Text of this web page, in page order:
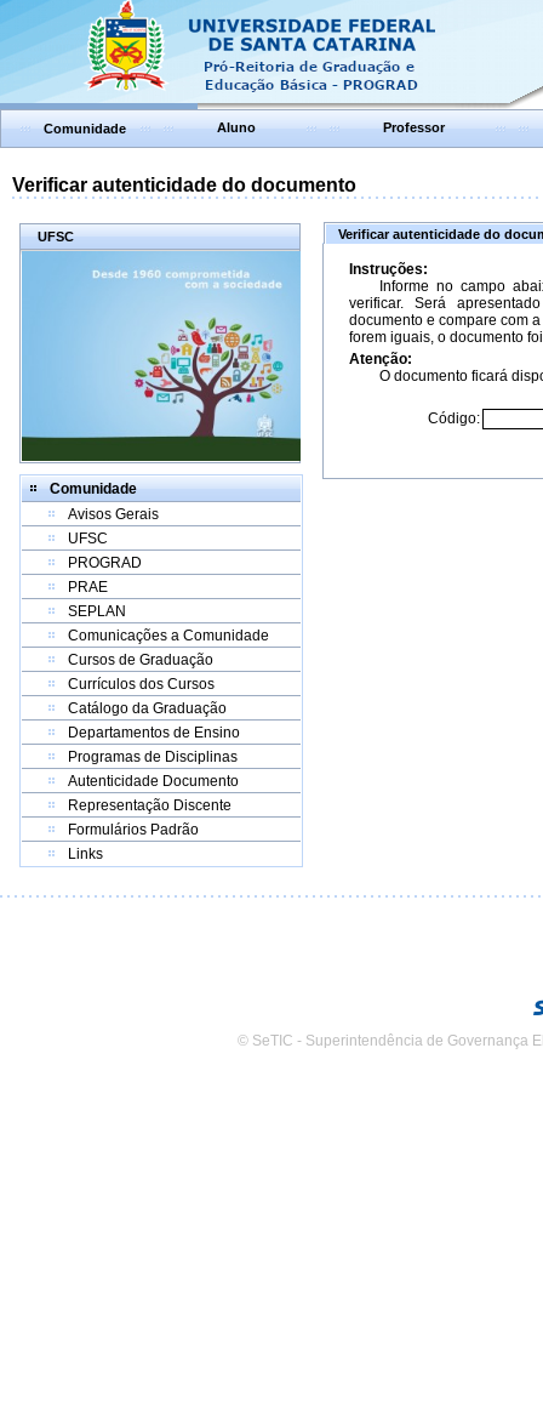
Comunidade Aluno Professor
Verificar autenticidade do documento
UFSC
Comunidade
Avisos Gerais
UFSC
PROGRAD
PRAE
SEPLAN
Comunicações a Comunidade
Cursos de Graduação
Currículos dos Cursos
Catálogo da Graduação
Departamentos de Ensino
Programas de Disciplinas
Autenticidade Documento
Representação Discente
Formulários Padrão
Links
Verificar autenticidade do
Instruções:
Informe no campo
verificar. Será
documento e compare com
forem iguais, o documento
Atenção:
O documento ficará
Código:
© SeTIC - Superintendência de Governança